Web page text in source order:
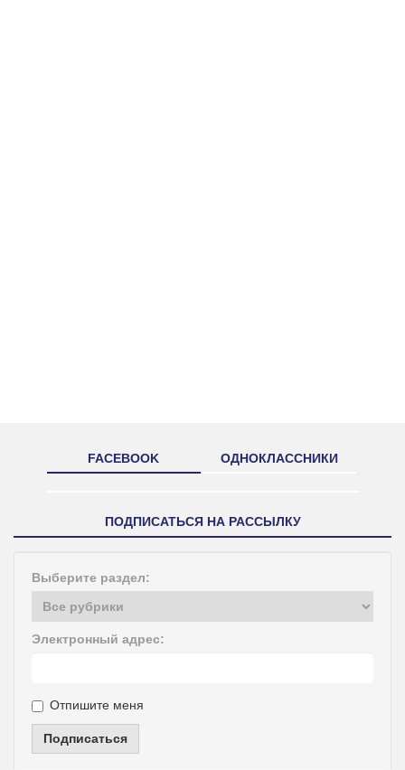
FACEBOOK ОДНОКЛАССНИКИ
ПОДПИСАТЬСЯ НА РАССЫЛКУ
Выберите раздел:
Электронный адрес:
Отпишите меня
Подписаться